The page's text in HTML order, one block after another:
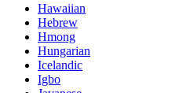
Hawaiian
Hebrew
Hmong
Hungarian
Icelandic
Igbo